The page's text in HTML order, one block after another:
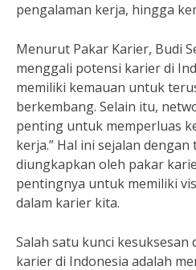
pengalaman kerja, hingga
Menurut Pakar Karier, Budi
menggali potensi karier di
memiliki kemauan untuk
berkembang. Selain itu,
penting untuk memperluas
kerja.” Hal ini sejalan
diungkapkan oleh pakar
pentingnya untuk memiliki
dalam karier kita.
Salah satu kunci kesuksesan
karier di Indonesia adalah